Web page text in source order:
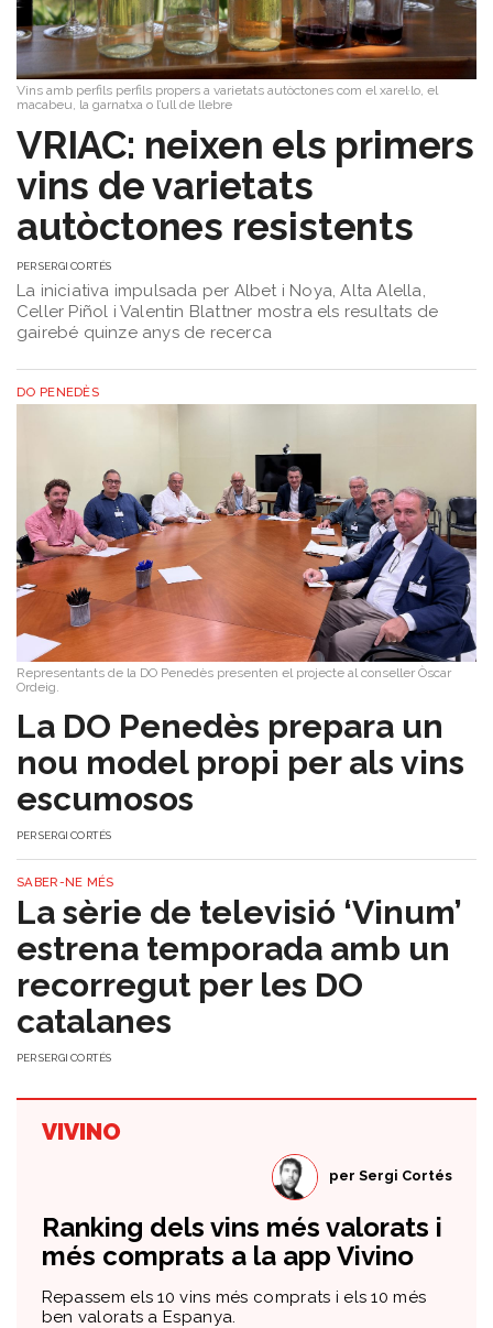
Vins amb perfils perfils propers a varietats autòctones com el xarel·lo, el
macabeu, la garnatxa o l’ull de llebre
VRIAC: neixen els primers
vins de varietats
autòctones resistents
PERSERGI CORTÉS
La iniciativa impulsada per Albet i Noya, Alta Alella,
Celler Piñol i Valentin Blattner mostra els resultats de
gairebé quinze anys de recerca
DO PENEDÈS
Representants de la DO Penedès presenten el projecte al conseller Òscar
Ordeig.
​La DO Penedès prepara un
nou model propi per als vins
escumosos
PERSERGI CORTÉS
SABER-NE MÉS
La sèrie de televisió ‘Vinum’
estrena temporada amb un
recorregut per les DO
catalanes
PERSERGI CORTÉS
VIVINO
per Sergi Cortés
Ranking dels vins més valorats i
més comprats a la app Vivino
Repassem els 10 vins més comprats i els 10 més
ben valorats a Espanya.